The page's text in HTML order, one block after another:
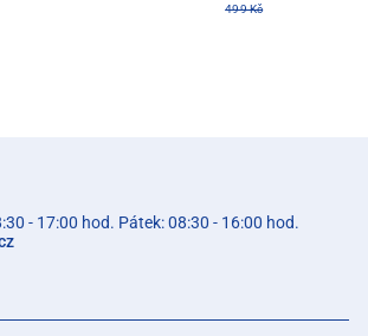
499 Kč
- 17:00 hod. Pátek: 08:30 - 16:00 hod.